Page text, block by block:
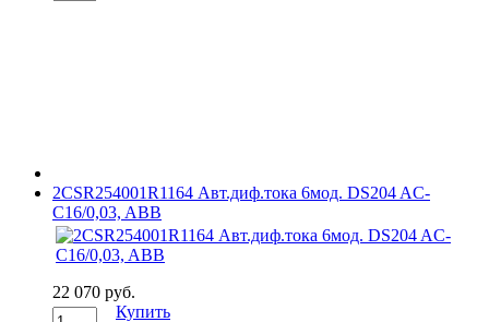
2CSR254001R1164 Авт.диф.тока 6мод. DS204 AC-
C16/0,03, ABB
22 070 руб.
Купить